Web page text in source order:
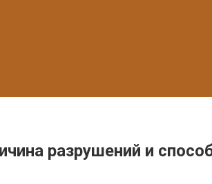
разрушений и